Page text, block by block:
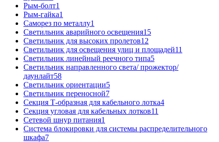
Рым-болт1
Рым-гайка1
Саморез по металлу1
Светильник аварийного освещения15
Светильник для высоких пролетов12
Светильник для освещения улиц и площадей11
Светильник линейный реечного типа5
Светильник направленного света/ прожектор/
даунлайт58
Светильник ориентации5
Светильник переносной7
Секция Т-образная для кабельного лотка4
Секция угловая для кабельных лотков11
Сетевой шнур питания1
Система блокировки для системы распределительного
шкафа7